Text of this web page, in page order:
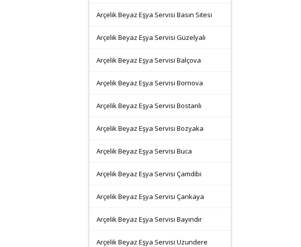
Arçelik Beyaz Eşya Servisi Basın Sitesi
Arçelik Beyaz Eşya Servisi Güzelyalı
Arçelik Beyaz Eşya Servisi Balçova
Arçelik Beyaz Eşya Servisi Bornova
Arçelik Beyaz Eşya Servisi Bostanlı
Arçelik Beyaz Eşya Servisi Bozyaka
Arçelik Beyaz Eşya Servisi Buca
Arçelik Beyaz Eşya Servisi Çamdibi
Arçelik Beyaz Eşya Servisi Çankaya
Arçelik Beyaz Eşya Servisi Bayındır
Arçelik Beyaz Eşya Servisi Uzundere